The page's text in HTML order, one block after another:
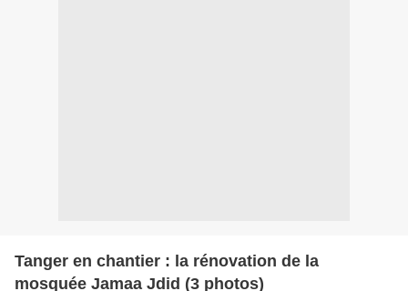
Tanger en chantier : la rénovation de la
mosquée Jamaa Jdid (3 photos)